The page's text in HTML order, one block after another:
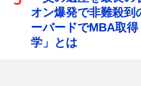
オン爆発で非難殺到
ーバードでMBA取
学」とは